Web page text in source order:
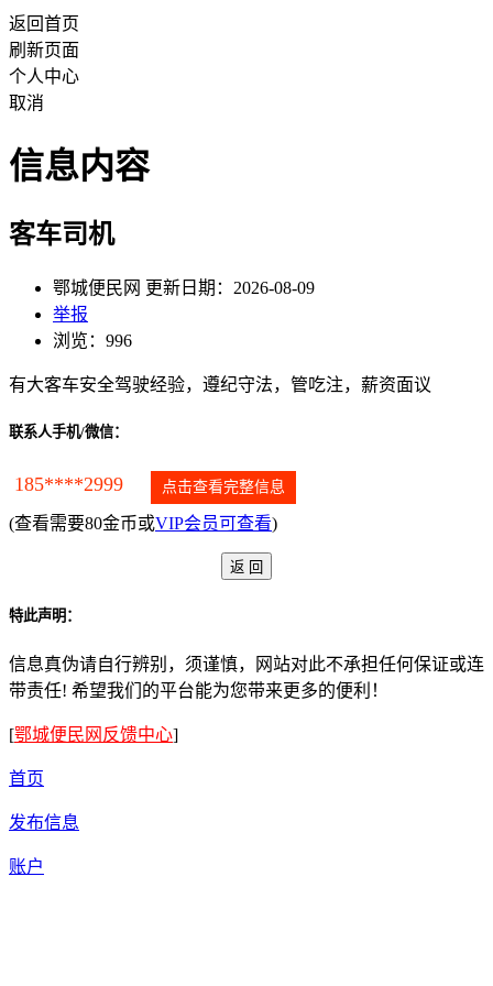
返回首页
刷新页面
个人中心
取消
信息内容
客车司机
鄂城便民网 更新日期：2026-08-09
举报
浏览：996
有大客车安全驾驶经验，遵纪守法，管吃注，薪资面议
联系人手机/微信：
185****2999 点击查看完整信息
(查看需要80金币或VIP会员可查看)
特此声明：
信息真伪请自行辨别，须谨慎，网站对此不承担任何保证或连
带责任! 希望我们的平台能为您带来更多的便利！
[鄂城便民网反馈中心]
首页
发布信息
账户